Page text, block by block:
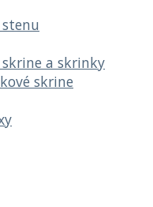
a skrinky
skrine